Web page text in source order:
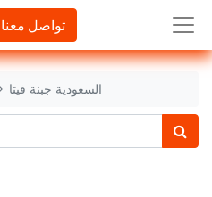
تواصل معنا
السعودية جبنة فيتا